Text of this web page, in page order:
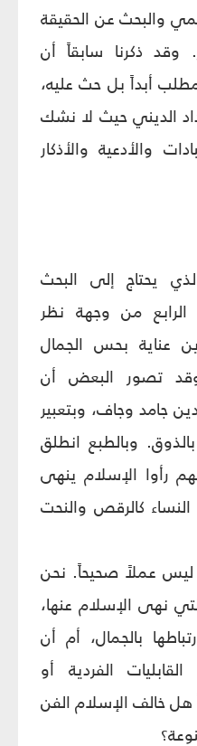
والبحث عن الحقيقة
وقد ذكرنا سابقاً أن
أبداً بل حث عليه،
الديني حيث لا نشك
والأدعية والأذكار
يحتاج إلى البحث
الرابع من وجهة نظر
عناية بحس الجمال
تصور البعض أن
جامد وجاف، وبتعبير
وبالطبع انطلق
رأوا الإسلام ينهى
كالرقص والنحت
ليس عملاً صحيحاً. نحن
نهى الإسلام عنها،
بالجمال، أم أن
الفردية أو
هل خالف الإسلام الفن